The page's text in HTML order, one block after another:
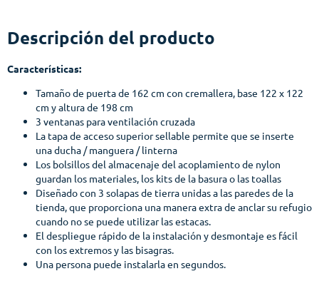
Descripción del producto
Características:
Tamaño de puerta de 162 cm con cremallera, base 122 x 122
cm y altura de 198 cm
3 ventanas para ventilación cruzada
La tapa de acceso superior sellable permite que se inserte
una ducha / manguera / linterna
Los bolsillos del almacenaje del acoplamiento de nylon
guardan los materiales, los kits de la basura o las toallas
Diseñado con 3 solapas de tierra unidas a las paredes de la
tienda, que proporciona una manera extra de anclar su refugio
cuando no se puede utilizar las estacas.
El despliegue rápido de la instalación y desmontaje es fácil
con los extremos y las bisagras.
Una persona puede instalarla en segundos.